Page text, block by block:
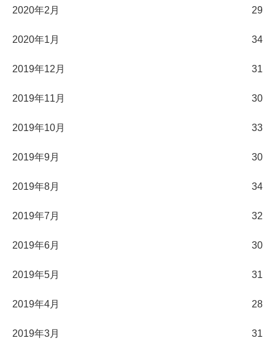
2020年2月 29
2020年1月 34
2019年12月 31
2019年11月 30
2019年10月 33
2019年9月 30
2019年8月 34
2019年7月 32
2019年6月 30
2019年5月 31
2019年4月 28
2019年3月 31